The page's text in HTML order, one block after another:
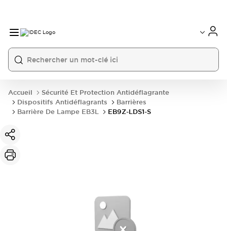
Accueil
Sécurité Et Protection Antidéflagrante
Dispositifs Antidéflagrants
Barrières
Barrière De Lampe EB3L
EB9Z-LDS1-S